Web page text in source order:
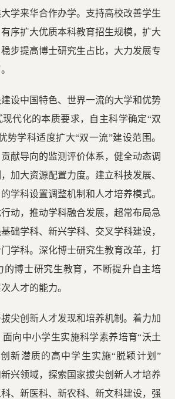
学来华合作办学。支持高校改善学生
序扩大优质本科教育招生规模，扩大
步提高博士研究生占比，大力发展专
建设中国特色、世界一流的大学和优势
代化的本质要求，自主科学确定“双
势学科适度扩大“双一流”建设范围。
献导向的监测评价体系，健全动态调
加大资源配置力度。建立科技发展、
学科设置调整机制和人才培养模式。
动，推动学科融合发展，超常布局急
础学科、新兴学科、交叉学科建设，
学科。深化博士研究生教育改革，打
的博士研究生教育，不断提升自主培
人才的能力。
拔尖创新人才发现和培养机制。着力加
向中小学生实施科学素养培育“沃土
新潜质的高中学生实施“脱颖计划”
兴领域，探索国家拔尖创新人才培养
、新医科、新农科、新文科建设，强